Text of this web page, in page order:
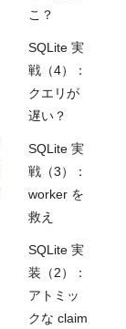
こ？
SQLite 実
戦（4）：
クエリが
遅い？
SQLite 実
戦（3）：
worker を
救え
SQLite 実
装（2）：
アトミッ
クな claim